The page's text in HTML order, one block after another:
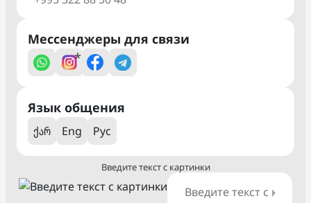
Мессенджеры для связи
*
Язык общения
ქარ Eng Рус
Введите текст с картинки